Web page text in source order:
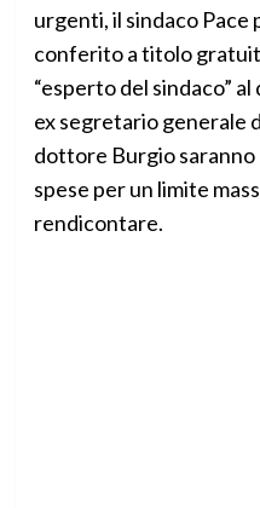
urgenti, il sindaco Pace
conferito a titolo
“esperto del sindaco”
ex segretario generale
dottore Burgio
spese per un limite
rendicontare.